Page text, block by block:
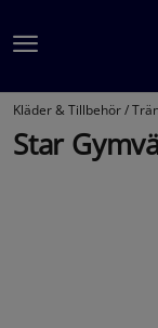
Kläder & Tillbehör /
Star